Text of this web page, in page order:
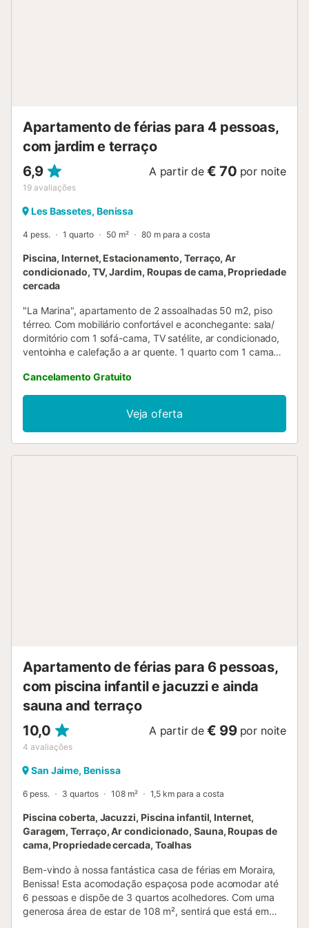
Apartamento de férias para 4 pessoas,
com jardim e terraço
6,9
19 avaliações
A partir de € 70 por noite
Les Bassetes, Benissa
4 pess. 1 quarto 50 m² 80 m para a costa
Piscina, Internet, Estacionamento, Terraço, Ar
condicionado, TV, Jardim, Roupas de cama, Propriedade
cercada
"La Marina", apartamento de 2 assoalhadas 50 m2, piso
térreo. Com mobiliário confortável e aconchegante: sala/
dormitório com 1 sofá-cama, TV satélite, ar condicionado,
ventoinha e calefação a ar quente. 1 quarto com 1 cama
vitrocerâmica, microondas, máquina de café eléctrica)
com mesa de jantar. Duche/WC. Terraço. Churrasqueira,
espreguiçadeira. O alojamento dispõe de: máquina de
lavar a roupa, ferro de passar roupa, cadeirão para
crianças, cama para crianças, secador de cabelo. Internet
Cancelamento Gratuito
Veja oferta
Apartamento de férias para 6 pessoas,
com piscina infantil e jacuzzi e ainda
sauna and terraço
10,0
4 avaliações
A partir de € 99 por noite
San Jaime, Benissa
6 pess. 3 quartos 108 m² 1,5 km para a costa
Piscina coberta, Jacuzzi, Piscina infantil, Internet,
Garagem, Terraço, Ar condicionado, Sauna, Roupas de
cama, Propriedade cercada, Toalhas
Bem-vindo à nossa fantástica casa de férias em Moraira,
Benissa! Esta acomodação espaçosa pode acomodar até
6 pessoas e dispõe de 3 quartos acolhedores. Com uma
generosa área de estar de 108 m², sentirá que está em